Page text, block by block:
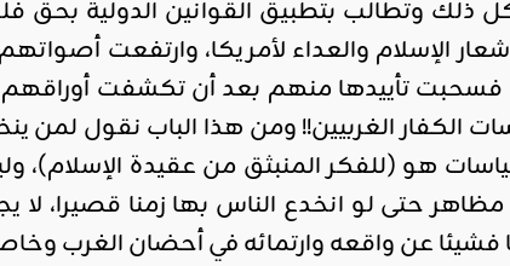
ذلك وتطالب بتطبيق القوانين الدولية بحق
الإسلام والعداء لأمريكا، وارتفعت
فسحبت تأييدها منهم بعد أن تكشفت أوراقهم
الغربيين!! ومن هذا الباب نقول لمن
هو (للفكر المنبثق من عقيدة الإسلام)،
حتى لو انخدع الناس بها زمنا قصيرا،
عن واقعه وارتمائه في أحضان الغرب
اقليمي ودولي
صدور
العدد 601
من جريدة
التحرير
ahmed